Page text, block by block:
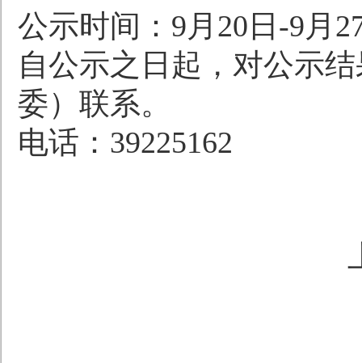
公示时间： 9月 20 日 -9月
自公示之日起，对公示
委） 联系。
电话： 39225162